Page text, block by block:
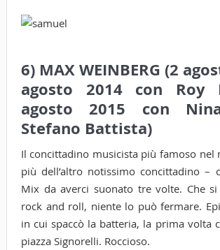
6) MAX WEINBERG (2
agosto 2014 con Roy
agosto 2015 con
Stefano Battista)
Il concittadino musicista più famoso nel
più dell’altro notissimo concittadino –
Mix da averci suonato tre volte. Che
rock and roll, niente lo può fermare.
in cui spaccò la batteria, la prima volta
piazza Signorelli. Roccioso.